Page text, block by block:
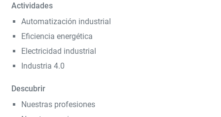
Actividades
Automatización industrial
Eficiencia energética
Electricidad industrial
Industria 4.0
Descubrir
Nuestras profesiones